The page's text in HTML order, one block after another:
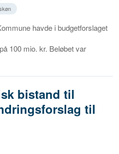
havde i budgetforslaget
100 mio. kr. Beløbet var
bistand til
til